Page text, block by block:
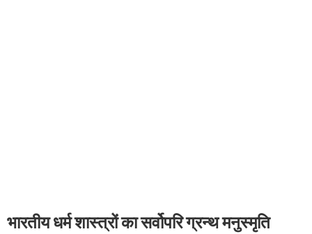
भारतीय धर्म शास्त्रों का सर्वोपरि ग्रन्थ मनुस्मृति